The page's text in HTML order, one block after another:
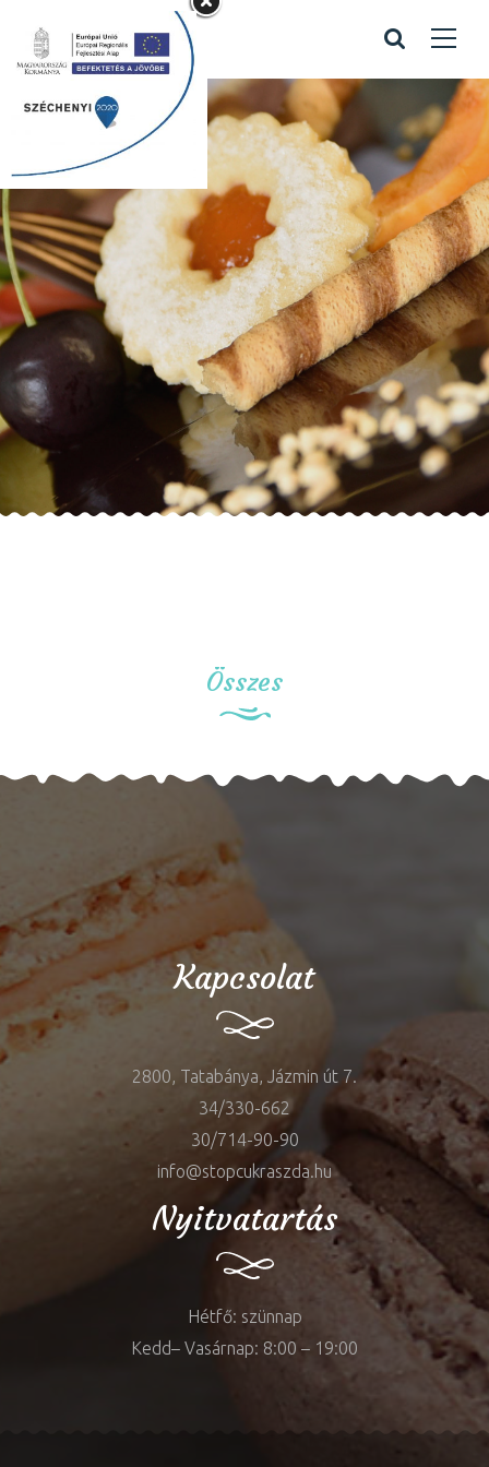
Portfolio with
Filter
Home / Portfolio with Filter
Összes
Kapcsolat
2800, Tatabánya, Jázmin út 7.
34/330-662
30/714-90-90
info@stopcukraszda.hu
Nyitvatartás
Hétfő: szünnap
Kedd– Vasárnap: 8:00 – 19:00